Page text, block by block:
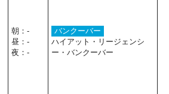
朝：-
昼：-
夜：-
バンクーバー
ハイアット・リージェンシ
ー・バンクーバー